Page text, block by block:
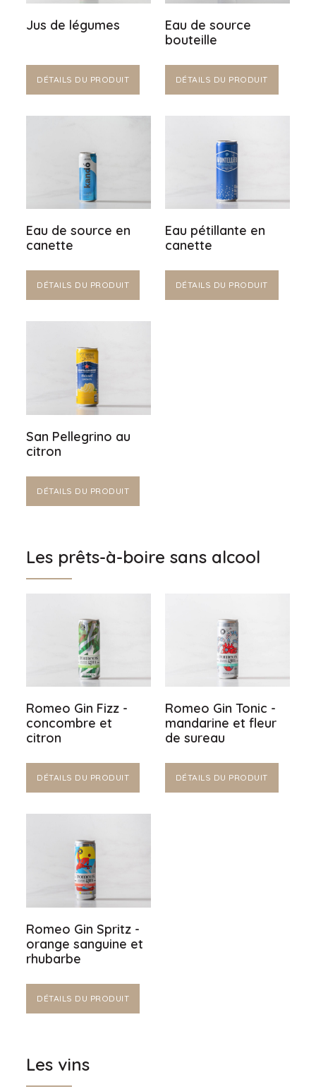
Jus de légumes
DÉTAILS DU PRODUIT
Eau de source
bouteille
DÉTAILS DU PRODUIT
Eau de source en
canette
DÉTAILS DU PRODUIT
Eau pétillante en
canette
DÉTAILS DU PRODUIT
San Pellegrino au
citron
DÉTAILS DU PRODUIT
Les prêts-à-boire sans alcool
Romeo Gin Fizz -
concombre et
citron
DÉTAILS DU PRODUIT
Romeo Gin Tonic -
mandarine et fleur
de sureau
DÉTAILS DU PRODUIT
Romeo Gin Spritz -
orange sanguine et
rhubarbe
DÉTAILS DU PRODUIT
Les vins